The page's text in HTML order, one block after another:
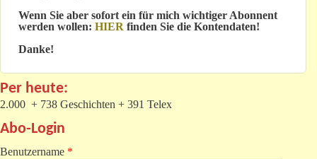
Wenn Sie aber sofort ein für mich wichtiger Abonnent
werden wollen: HIER finden Sie die Kontendaten!
Danke!
Per heute:
2.000 + 738 Geschichten + 391 Telex
Abo-Login
Benutzername *